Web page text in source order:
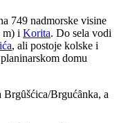
749 nadmorske visine
m) i Korita. Do sela vodi
, ali postoje kolske i
domu
Brgućȃnka, a